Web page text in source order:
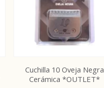
Cuchilla 10 Oveja Negra
Cerámica *OUTLET*